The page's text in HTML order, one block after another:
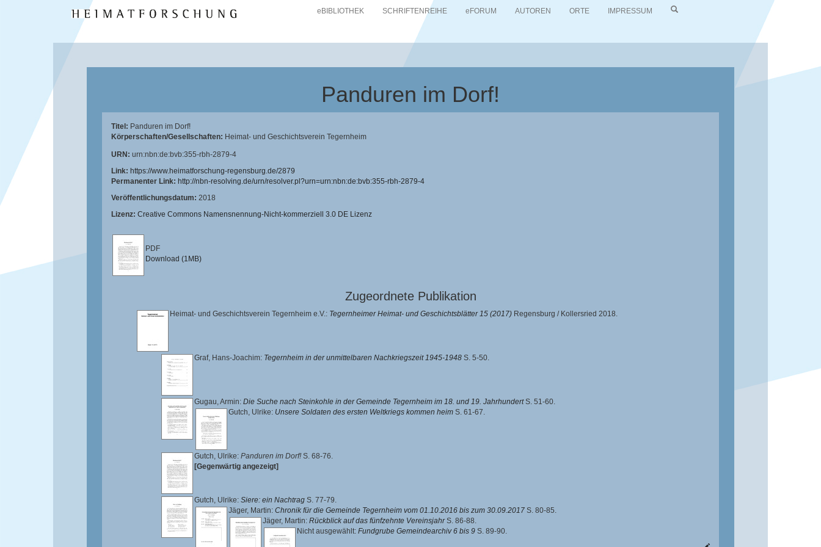
eBIBLIOTHEK SCHRIFTENREIHE eFORUM AUTOREN ORTE IMPRESSUM
Panduren im Dorf!
Titel: Panduren im Dorf!
Körperschaften/Gesellschaften: Heimat- und Geschichtsverein Tegernheim
URN: urn:nbn:de:bvb:355-rbh-2879-4
Link: https://www.heimatforschung-regensburg.de/2879
Permanenter Link: http://nbn-resolving.de/urn/resolver.pl?urn=urn:nbn:de:bvb:355-rbh-2879-4
Veröffentlichungsdatum: 2018
Lizenz: Creative Commons Namensnennung-Nicht-kommerziell 3.0 DE Lizenz
PDF
Download (1MB)
Zugeordnete Publikation
Heimat- und Geschichtsverein Tegernheim e.V.: Tegernheimer Heimat- und Geschichtsblätter 15 (2017) Regensburg / Kollersried 2018.
Graf, Hans-Joachim: Tegernheim in der unmittelbaren Nachkriegszeit 1945-1948 S. 5-50.
Gugau, Armin: Die Suche nach Steinkohle in der Gemeinde Tegernheim im 18. und 19. JahrhundertS. 51-60.
Gutch, Ulrike: Unsere Soldaten des ersten Weltkriegs kommen heim S. 61-67.
Gutch, Ulrike: Panduren im Dorf! S. 68-76.
[Gegenwärtig angezeigt]
Gutch, Ulrike: Siere: ein Nachtrag S. 77-79.
Jäger, Martin: Chronik für die Gemeinde Tegernheim vom 01.10.2016 bis zum 30.09.2017 S. 80-85.
Jäger, Martin: Rückblick auf das fünfzehnte VereinsjahrS. 86-88.
Nicht ausgewählt: Fundgrube Gemeindearchiv 6 bis 9 S. 89-90.